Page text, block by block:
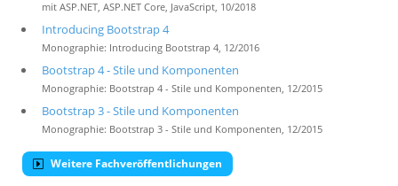
mit ASP.NET, ASP.NET Core, JavaScript, 10/2018
Introducing Bootstrap 4
Monographie: Introducing Bootstrap 4, 12/2016
Bootstrap 4 - Stile und Komponenten
Monographie: Bootstrap 4 - Stile und Komponenten, 12/2015
Bootstrap 3 - Stile und Komponenten
Monographie: Bootstrap 3 - Stile und Komponenten, 12/2015
Weitere Fachveröffentlichungen